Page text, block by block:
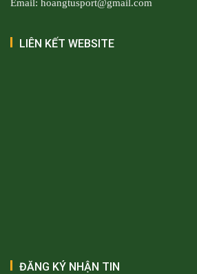
LIÊN KẾT WEBSITE
ĐĂNG KÝ NHẬN TIN